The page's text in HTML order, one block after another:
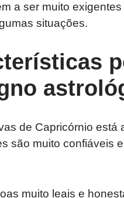
a ser muito
situações.
de Capricórnio está
são muito confiáveis
muito leais e